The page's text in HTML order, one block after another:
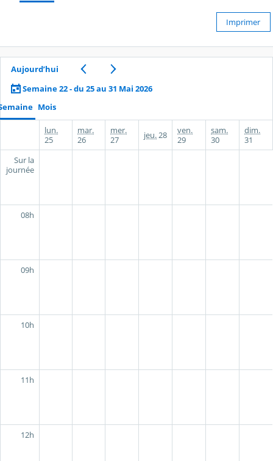
Imprimer
Aujourd’hui
Semaine 22 - du 25 au 31 Mai 2026
Mois
lun.
25
mar.
26
mer.
27
jeu.28
ven.
29
sam.
30
dim.
31
Sur la
journée
08h
09h
10h
11h
12h